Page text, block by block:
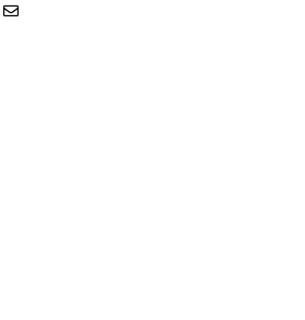
valg, når du søger at